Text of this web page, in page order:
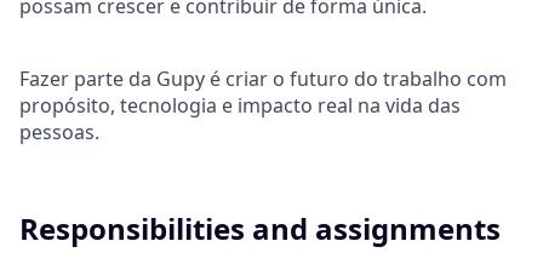
possam crescer e contribuir de forma única.
Fazer parte da Gupy é criar o futuro do trabalho com
propósito, tecnologia e impacto real na vida das
pessoas.
Responsibilities and assignments